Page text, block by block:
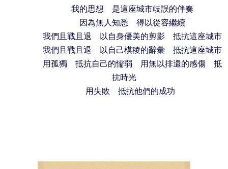
我的思想 是這座城市歧誤的伴奏
因為無人知悉 得以從容繼續
我們且戰且退 以自身優美的剪影 抵抗這座城市
我們且戰且退 以自己模稜的辭彙 抵抗這座城市
用孤獨 抵抗自己的懦弱 用無以排遣的感傷 抵
抗時光
用失敗 抵抗他們的成功